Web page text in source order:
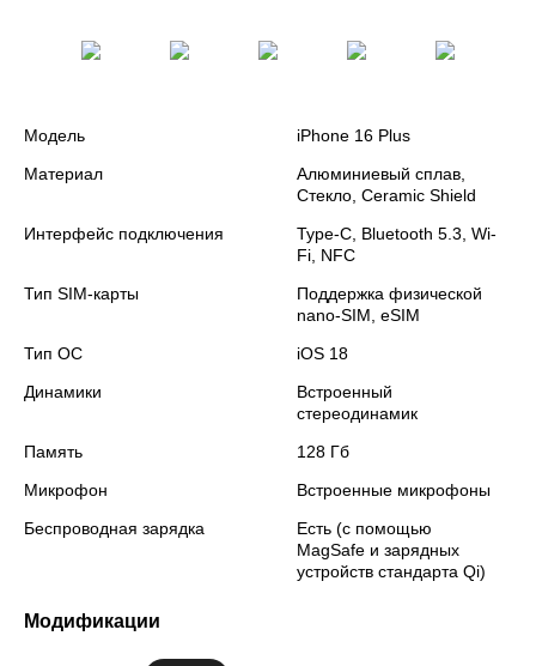
Модель
iPhone 16 Plus
Материал
Алюминиевый сплав,
Стекло, Ceramic Shield
Интерфейс подключения
Type-C, Bluetooth 5.3, Wi-
Fi, NFC
Тип SIM-карты
Поддержка физической
nano‑SIM, eSIM
Тип ОС
iOS 18
Динамики
Встроенный
стереодинамик
Память
128 Гб
Микрофон
Встроенные микрофоны
Беспроводная зарядка
Есть (с помощью
MagSafe и зарядных
устройств стандарта Qi)
Модификации